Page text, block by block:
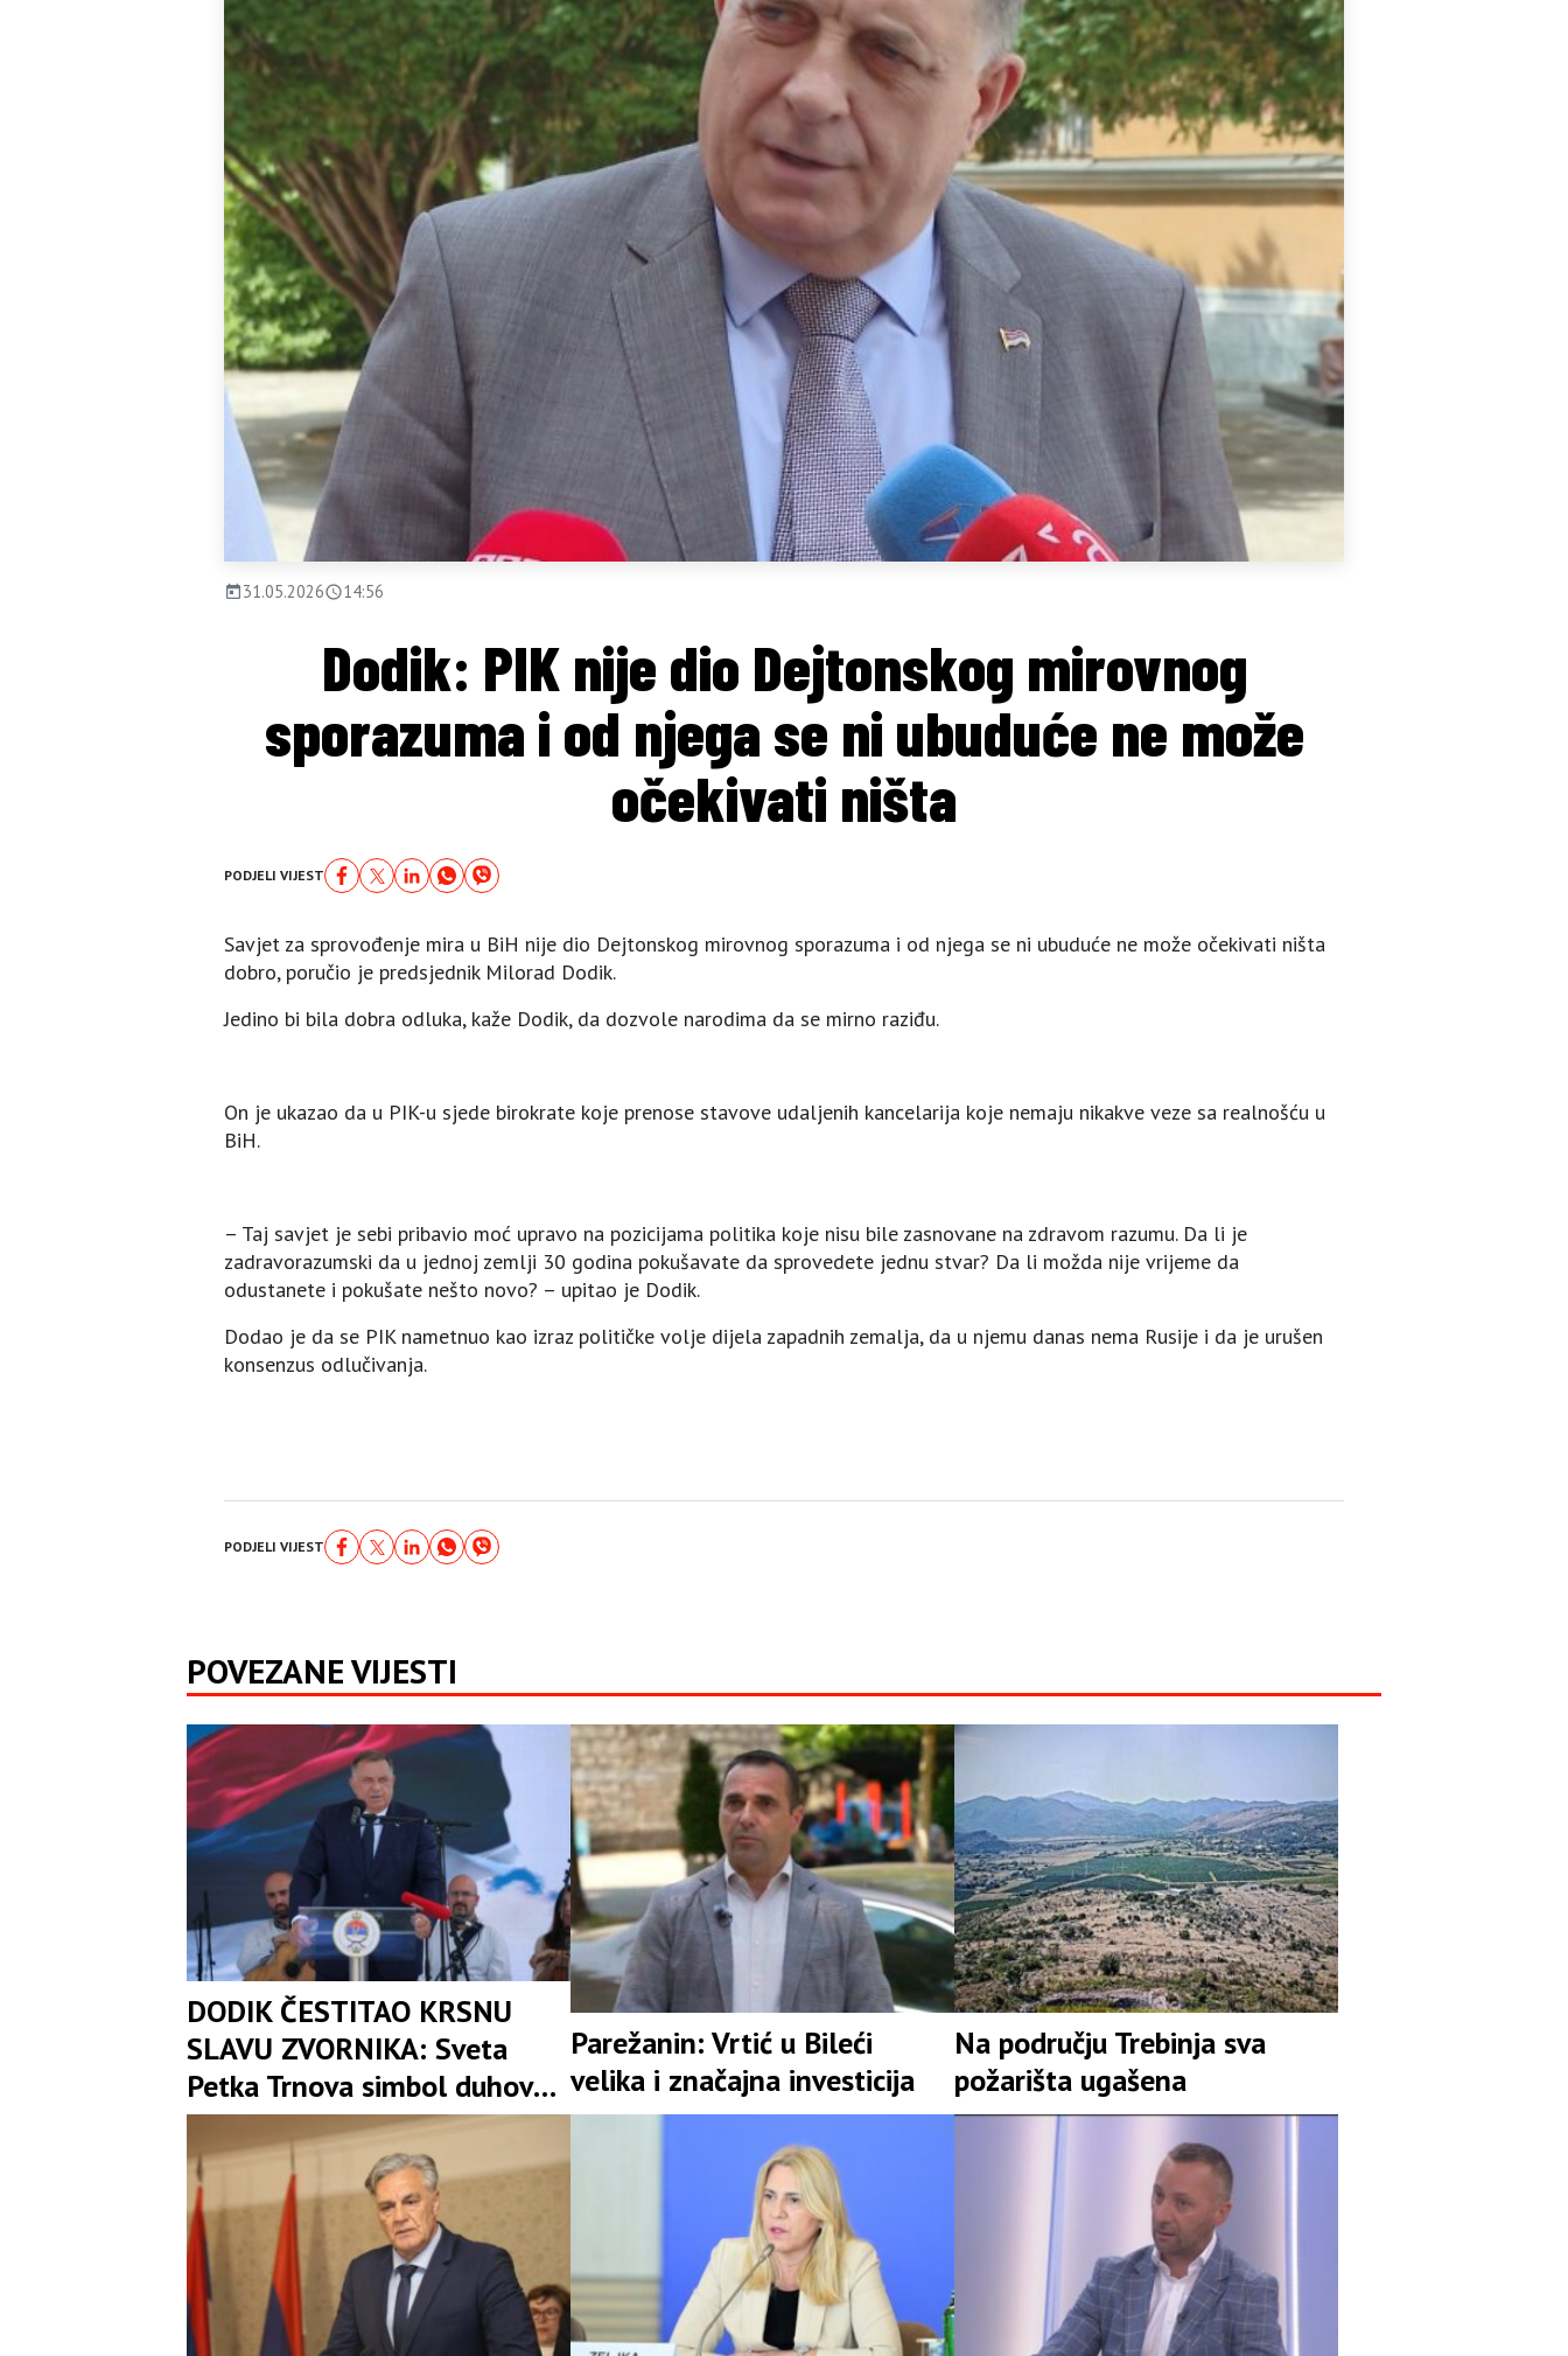
31.05.2026 14:56
Dodik: PIK nije dio Dejtonskog mirovnog
sporazuma i od njega se ni ubuduće ne može
očekivati ništa
PODJELI VIJEST
Savjet za sprovođenje mira u BiH nije dio Dejtonskog mirovnog sporazuma i od njega se ni ubuduće ne može očekivati ništa
dobro, poručio je predsjednik Milorad Dodik.
Јedino bi bila dobra odluka, kaže Dodik, da dozvole narodima da se mirno raziđu.
On je ukazao da u PIK-u sjede birokrate koje prenose stavove udaljenih kancelarija koje nemaju nikakve veze sa realnošću u
BiH.
– Taj savjet je sebi pribavio moć upravo na pozicijama politika koje nisu bile zasnovane na zdravom razumu. Da li je
zadravorazumski da u jednoj zemlji 30 godina pokušavate da sprovedete jednu stvar? Da li možda nije vrijeme da
odustanete i pokušate nešto novo? – upitao je Dodik.
Dodao je da se PIK nametnuo kao izraz političke volje dijela zapadnih zemalja, da u njemu danas nema Rusije i da je urušen
konsenzus odlučivanja.
PODJELI VIJEST
POVEZANE VIJESTI
DODIK ČESTITAO KRSNU
SLAVU ZVORNIKA: Sveta
Petka Trnova simbol duhovne
snage i blagoslova
Parežanin: Vrtić u Bileći
velika i značajna investicija
Na području Trebinja sva
požarišta ugašena